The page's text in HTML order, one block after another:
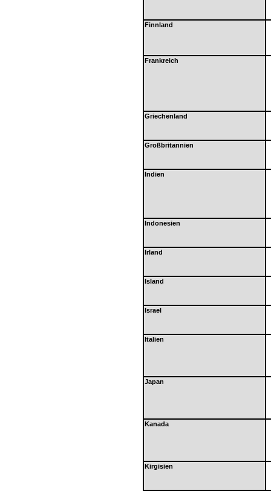
Finnland
Frankreich
Griechenland
Großbritannien
Indien
Indonesien
Irland
Island
Israel
Italien
Japan
Kanada
Kirgisien